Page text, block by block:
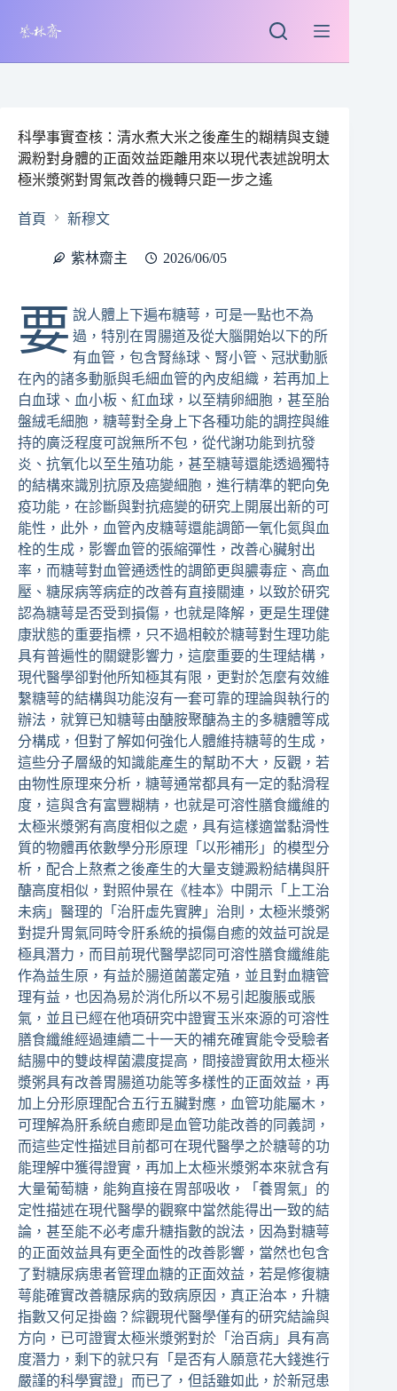
科學事實查核：清水煮大米之後產生的糊精與支鏈
澱粉對身體的正面效益距離用來以現代表述說明太
極米漿粥對胃氣改善的機轉只距一步之遙
首頁 新穆文
紫林齋主 2026/06/05
要 說人體上下遍布糖萼，可是一點也不為
過，特別在胃腸道及從大腦開始以下的所
有血管，包含腎絲球、腎小管、冠狀動脈
在內的諸多動脈與毛細血管的內皮組織，若再加上
白血球、血小板、紅血球，以至精卵細胞，甚至胎
盤絨毛細胞，糖萼對全身上下各種功能的調控與維
持的廣泛程度可說無所不包，從代謝功能到抗發
炎、抗氧化以至生殖功能，甚至糖萼還能透過獨特
的結構來識別抗原及癌變細胞，進行精準的靶向免
疫功能，在診斷與對抗癌變的研究上開展出新的可
能性，此外，血管內皮糖萼還能調節一氧化氮與血
栓的生成，影響血管的張縮彈性，改善心臟射出
率，而糖萼對血管通透性的調節更與膿毒症、高血
壓、糖尿病等病症的改善有直接關連，以致於研究
認為糖萼是否受到損傷，也就是降解，更是生理健
康狀態的重要指標，只不過相較於糖萼對生理功能
具有普遍性的關鍵影響力，這麼重要的生理結構，
現代醫學卻對他所知極其有限，更對於怎麼有效維
繫糖萼的結構與功能沒有一套可靠的理論與執行的
辦法，就算已知糖萼由醣胺聚醣為主的多糖體等成
分構成，但對了解如何強化人體維持糖萼的生成，
這些分子層級的知識能產生的幫助不大，反觀，若
由物性原理來分析，糖萼通常都具有一定的黏滑程
度，這與含有富豐糊精，也就是可溶性膳食纖維的
太極米漿粥有高度相似之處，具有這樣適當黏滑性
質的物體再依數學分形原理「以形補形」的模型分
析，配合上熬煮之後產生的大量支鏈澱粉結構與肝
醣高度相似，對照仲景在《桂本》中開示「上工治
未病」醫理的「治肝虛先實脾」治則，太極米漿粥
對提升胃氣同時令肝系統的損傷自癒的效益可說是
極具潛力，而目前現代醫學認同可溶性膳食纖維能
作為益生原，有益於腸道菌叢定殖，並且對血糖管
理有益，也因為易於消化所以不易引起腹脹或脹
氣，並且已經在他項研究中證實玉米來源的可溶性
膳食纖維經過連續二十一天的補充確實能令受驗者
結腸中的雙歧桿菌濃度提高，間接證實飲用太極米
漿粥具有改善胃腸道功能等多樣性的正面效益，再
加上分形原理配合五行五臟對應，血管功能屬木，
可理解為肝系統自癒即是血管功能改善的同義詞，
而這些定性描述目前都可在現代醫學之於糖萼的功
能理解中獲得證實，再加上太極米漿粥本來就含有
大量葡萄糖，能夠直接在胃部吸收，「養胃氣」的
定性描述在現代醫學的觀察中當然能得出一致的結
論，甚至能不必考慮升糖指數的說法，因為對糖萼
的正面效益具有更全面性的改善影響，當然也包含
了對糖尿病患者管理血糖的正面效益，若是修復糖
萼能確實改善糖尿病的致病原因，真正治本，升糖
指數又何足掛齒？綜觀現代醫學僅有的研究結論與
方向，已可證實太極米漿粥對於「治百病」具有高
度潛力，剩下的就只有「是否有人願意花大錢進行
嚴謹的科學實證」而已了，但話雖如此，於新冠患